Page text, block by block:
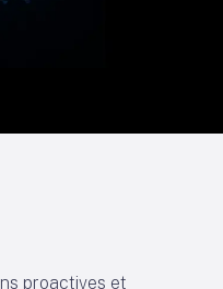
proactives et